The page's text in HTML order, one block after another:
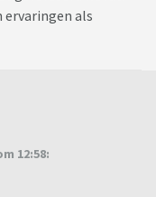
ervaringen als
12:58: